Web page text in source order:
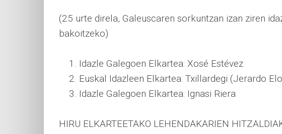
(25 urte direla, Galeuscaren sorkuntzan izan ziren
bakoitzeko)
Idazle Galegoen Elkartea: Xosé Estévez
Euskal Idazleen Elkartea: Txillardegi (Jerardo
Idazle Galegoen Elkartea: Ignasi Riera
HIRU ELKARTEETAKO LEHENDAKARIEN